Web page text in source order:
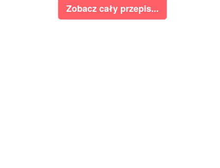
Zobacz cały przepis...